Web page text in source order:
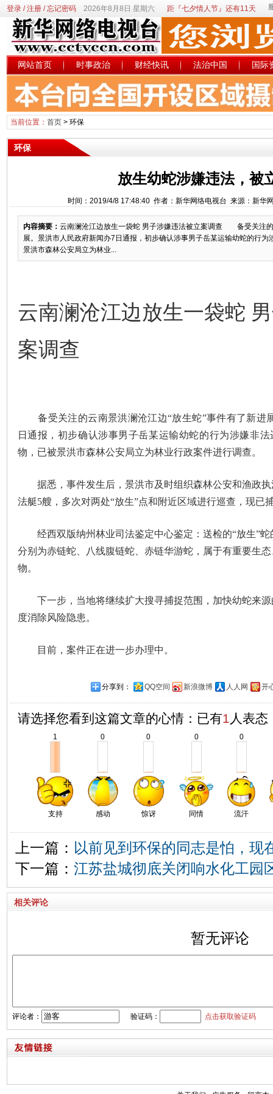
登录/注册/忘记密码 2026年8月8日 星期六 距『七夕情人节』还有11天
网站首页 时事政治 财经快讯 法治中国 国际
当前位置： 首页> 环保
环保
放生幼蛇涉嫌违法，被
时间：2019/4/8 17:48:40 作者：新华网络电视台 来源：新华
内容摘要： 云南澜沧江边放生一袋蛇 男子涉嫌违法被立案调查 备受关注的
展。景洪市人民政府新闻办7日通报，初步确认涉事男子岳某运输幼蛇的行
景洪市森林公安局立为林业...
云南澜沧江边放生一袋蛇
案调查
备受关注的云南景洪澜沧江边“放生蛇”事件有了新进
日通报，初步确认涉事男子岳某运输幼蛇的行为涉嫌非
物，已被景洪市森林公安局立为林业行政案件进行调查。
据悉，事件发生后，景洪市及时组织森林公安和渔政执
法艇5艘，多次对两处“放生”点和附近区域进行巡查，现已
经西双版纳州林业司法鉴定中心鉴定：送检的“放生”蛇
分别为赤链蛇、八线腹链蛇、赤链华游蛇，属于有重要生
物。
下一步，当地将继续扩大搜寻捕捉范围，加快幼蛇来源
度消除风险隐患。
目前，案件正在进一步办理中。
分享到： QQ空间 新浪微博 人人网 开
请选择您看到这篇文章的心情：已有1 人表态
1
支持
0
感动
0
惊讶
0
同情
0
流汗
上一篇： 以前见到环保的同志是怕，现
下一篇： 江苏盐城彻底关闭响水化工园
相关评论
暂无评论
评论者： 验证码： 点击获取验证码